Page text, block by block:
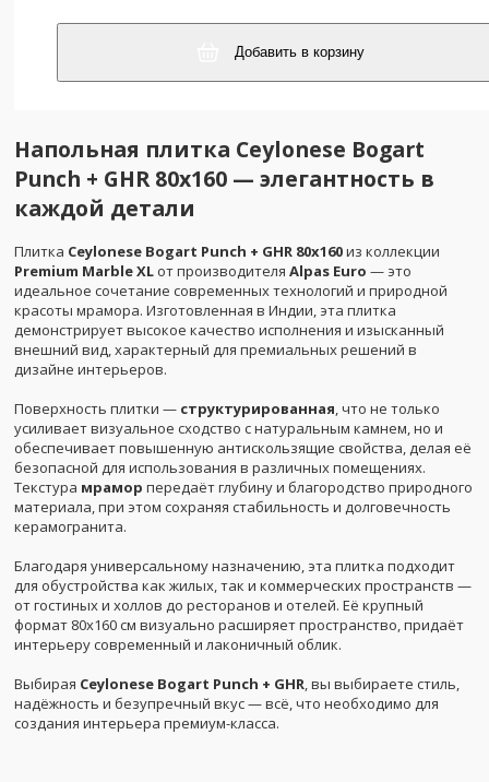
Добавить в корзину
Напольная плитка Ceylonese Bogart
Punch + GHR 80x160 — элегантность в
каждой детали
Плитка Ceylonese Bogart Punch + GHR 80x160из коллекции
Premium Marble XL от производителя Alpas Euro — это
идеальное сочетание современных технологий и природной
красоты мрамора. Изготовленная в Индии, эта плитка
демонстрирует высокое качество исполнения и изысканный
внешний вид, характерный для премиальных решений в
дизайне интерьеров.
Поверхность плитки — структурированная , что не только
усиливает визуальное сходство с натуральным камнем, но и
обеспечивает повышенную антискользящие свойства, делая её
безопасной для использования в различных помещениях.
Текстура мрамор передаёт глубину и благородство природного
материала, при этом сохраняя стабильность и долговечность
керамогранита.
Благодаря универсальному назначению, эта плитка подходит
для обустройства как жилых, так и коммерческих пространств —
от гостиных и холлов до ресторанов и отелей. Её крупный
формат 80x160 см визуально расширяет пространство, придаёт
интерьеру современный и лаконичный облик.
Выбирая Ceylonese Bogart Punch + GHR , вы выбираете стиль,
надёжность и безупречный вкус — всё, что необходимо для
создания интерьера премиум-класса.